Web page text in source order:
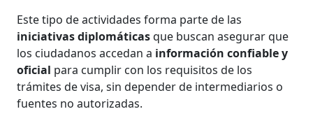
Este tipo de actividades forma parte de las
iniciativas diplomáticasque buscan asegurar que
los ciudadanos accedan a información confiable y
oficial para cumplir con los requisitos de los
trámites de visa, sin depender de intermediarios o
fuentes no autorizadas.